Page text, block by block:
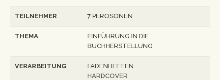
TEILNEHMER 7 PEROSONEN
THEMA
EINFÜHRUNG IN DIE
BUCHHERSTELLUNG
VERARBEITUNG
FADENHEFTEN
HARDCOVER